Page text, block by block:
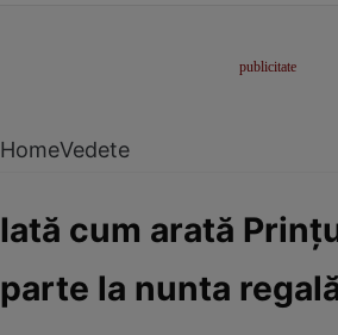
HomeVedete
Iată cum arată
parte la nunta